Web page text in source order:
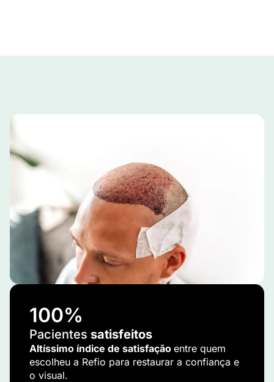
100%
Pacientes satisfeitos
Altíssimo índice de satisfação entre quem
escolheu a Refio para restaurar a confiança e
o visual.